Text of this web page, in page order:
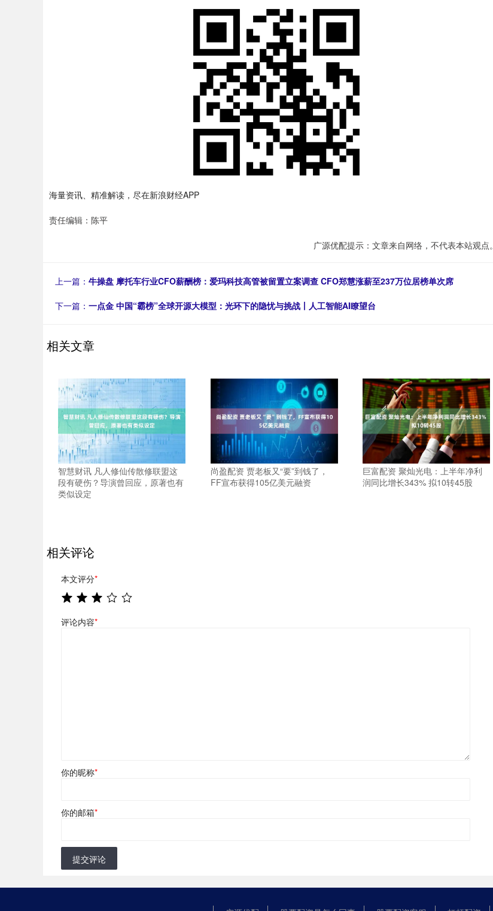
海量资讯、精准解读，尽在新浪财经APP
责任编辑：陈平
广源优配提示：文章来自网络，不代表本站观点。
上一篇： 牛操盘 摩托车行业CFO薪酬榜：爱玛科技高管被留置立案调查 CFO郑慧涨薪至237万位居榜单次席
下一篇： 一点金 中国“霸榜”全球开源大模型：光环下的隐忧与挑战丨人工智能AI瞭望台
相关文章
智慧财讯 凡人修仙传散修联盟这
段有硬伤？导演曾回应，原著也有
类似设定
尚盈配资 贾老板又“要”到钱了，
FF宣布获得105亿美元融资
巨富配资 聚灿光电：上半年净利
润同比增长343% 拟10转45股
相关评论
本文评分*
评论内容*
你的昵称*
你的邮箱*
提交评论